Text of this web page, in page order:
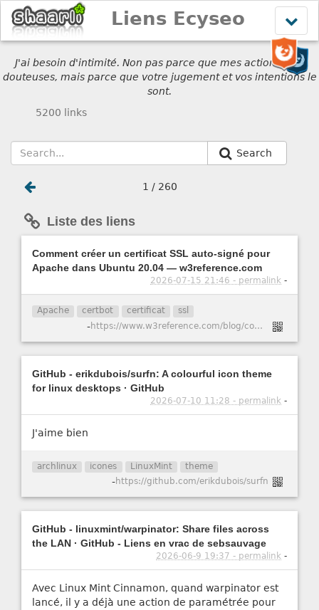
le
menu
Liens Ecyseo
J'ai besoin d'intimité. Non pas parce que mes actions sont
douteuses, mais parce que votre jugement et vos intentions le
sont.
5200 links
Search
1 / 260
Liste des liens
Comment créer un certificat SSL auto-signé pour
Apache dans Ubuntu 20.04 — w3reference.com
2026-07-15 21:46 - permalink -
Apache certbot certificat ssl
- https://www.w3reference.com/blog/comment-cr-er-un-certificat-ssl-auto-sign-pour-apache-dans-ubuntu-20-04/
GitHub - erikdubois/surfn: A colourful icon theme
for linux desktops · GitHub
2026-07-10 11:28 - permalink -
J'aime bien
archlinux icones LinuxMint theme
-https://github.com/erikdubois/surfn
GitHub - linuxmint/warpinator: Share files across
the LAN · GitHub - Liens en vrac de sebsauvage
2026-06-9 19:37 - permalink -
Avec Linux Mint Cinnamon, quand warpinator est
lancé, il y a déjà une action de paramétrée pour